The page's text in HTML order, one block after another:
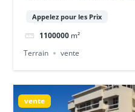
Appelez pour les Prix
1100000 m²
Terrain
vente
vente